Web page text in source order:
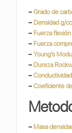
– Grado de
– Densidad g/
– Fuerza
– Fuerza
– Young’s
– Dureza
–
– Coeficiente
– Masa